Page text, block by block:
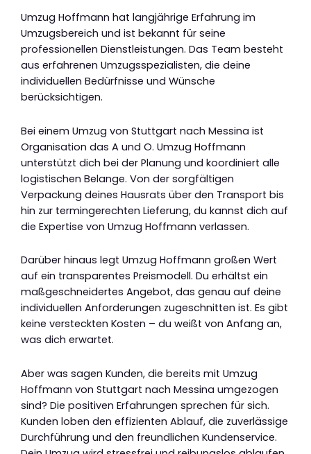
Umzug Hoffmann hat langjährige Erfahrung im
Umzugsbereich und ist bekannt für seine
professionellen Dienstleistungen. Das Team besteht
aus erfahrenen Umzugsspezialisten, die deine
individuellen Bedürfnisse und Wünsche
berücksichtigen.
Bei einem Umzug von Stuttgart nach Messina ist
Organisation das A und O. Umzug Hoffmann
unterstützt dich bei der Planung und koordiniert alle
logistischen Belange. Von der sorgfältigen
Verpackung deines Hausrats über den Transport bis
hin zur termingerechten Lieferung, du kannst dich auf
die Expertise von Umzug Hoffmann verlassen.
Darüber hinaus legt Umzug Hoffmann großen Wert
auf ein transparentes Preismodell. Du erhältst ein
maßgeschneidertes Angebot, das genau auf deine
individuellen Anforderungen zugeschnitten ist. Es gibt
keine versteckten Kosten – du weißt von Anfang an,
was dich erwartet.
Aber was sagen Kunden, die bereits mit Umzug
Hoffmann von Stuttgart nach Messina umgezogen
sind? Die positiven Erfahrungen sprechen für sich.
Kunden loben den effizienten Ablauf, die zuverlässige
Durchführung und den freundlichen Kundenservice.